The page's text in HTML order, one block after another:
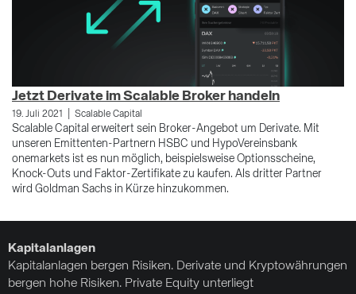
Jetzt Derivate im Scalable Broker handeln
19. Juli 2021 Scalable Capital
Scalable Capital erweitert sein Broker-Angebot um Derivate. Mit
unseren Emittenten-Partnern HSBC und HypoVereinsbank
onemarkets ist es nun möglich, beispielsweise Optionsscheine,
Knock-Outs und Faktor-Zertifikate zu kaufen. Als dritter Partner
wird Goldman Sachs in Kürze hinzukommen.
Kapitalanlagen
Kapitalanlagen bergen Risiken. Derivate und Kryptowährungen
bergen hohe Risiken. Private Equity unterliegt